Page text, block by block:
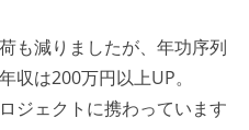
も減りましたが、年功序列
収は200万円以上UP。
ジェクトに携わっています